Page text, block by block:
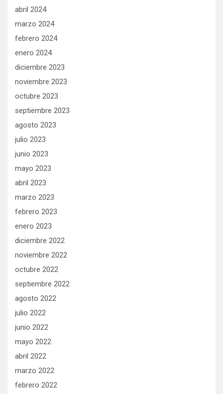
abril 2024
marzo 2024
febrero 2024
enero 2024
diciembre 2023
noviembre 2023
octubre 2023
septiembre 2023
agosto 2023
julio 2023
junio 2023
mayo 2023
abril 2023
marzo 2023
febrero 2023
enero 2023
diciembre 2022
noviembre 2022
octubre 2022
septiembre 2022
agosto 2022
julio 2022
junio 2022
mayo 2022
abril 2022
marzo 2022
febrero 2022